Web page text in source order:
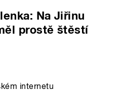
Na Jiřinu
prostě štěstí
internetu